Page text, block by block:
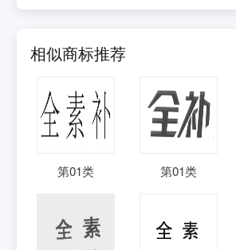
相似商标推荐
第01类 第01类